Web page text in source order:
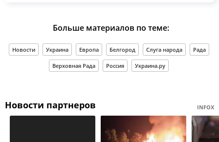
Больше материалов по теме:
Новости Украина Европа Белгород Слуга народа Рада
Верховная Рада Россия Украина.ру
Новости партнеров INFOX